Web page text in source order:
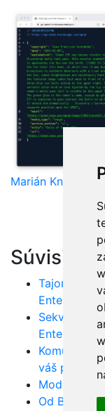
Marián Knězek
Tajomstvá
Enterprise
Sekvenčné
Enterprise
váš projekt
Model
Od BPM k